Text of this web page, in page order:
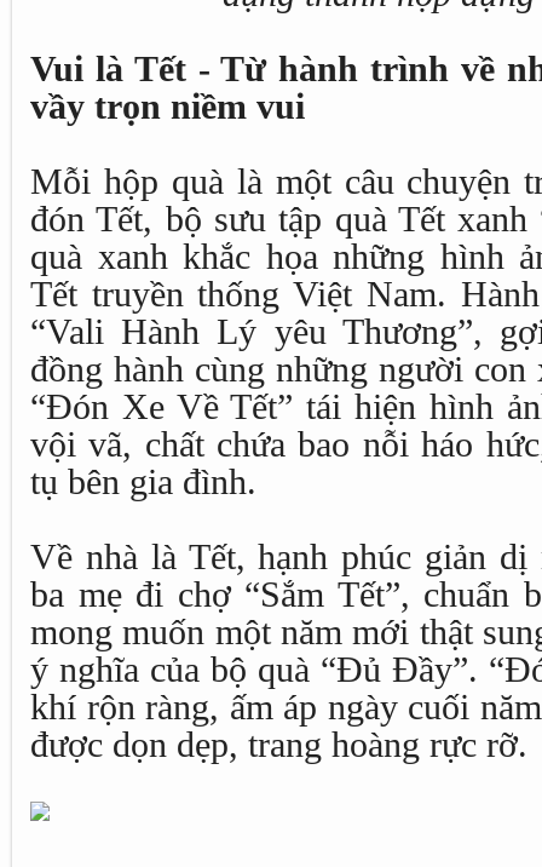
Vui là Tết - Từ hành trình về
vầy trọn niềm vui
Mỗi hộp quà là một câu chuyện
đón Tết, bộ sưu tập quà Tết
quà xanh khắc họa những hình
Tết truyền thống Việt Nam.
“Vali Hành Lý yêu Thương”,
đồng hành cùng những người
“Đón Xe Về Tết” tái hiện hình
vội vã, chất chứa bao nỗi háo
tụ bên gia đình.
Về nhà là Tết, hạnh phúc giản
ba mẹ đi chợ “Sắm Tết”, chuẩn
mong muốn một năm mới thật
ý nghĩa của bộ quà “Đủ Đầy”.
khí rộn ràng, ấm áp ngày cuối
được dọn dẹp, trang hoàng rực rỡ.